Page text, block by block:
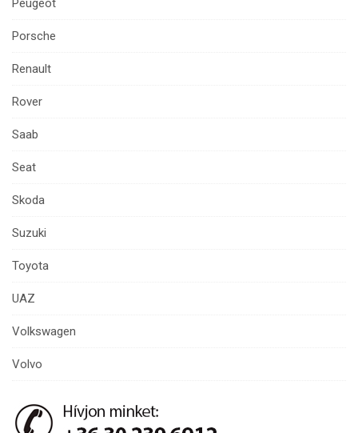
Peugeot
Porsche
Renault
Rover
Saab
Seat
Skoda
Suzuki
Toyota
UAZ
Volkswagen
Volvo